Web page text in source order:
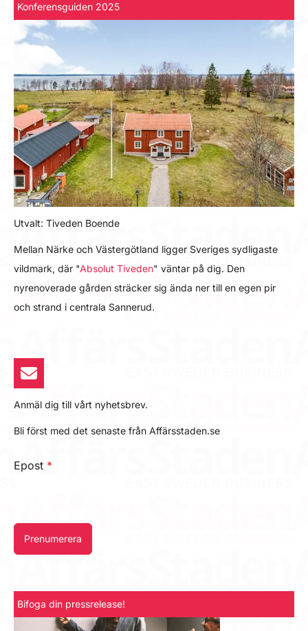
Konferensguiden 2025
Utvalt: Tiveden Boende
Mellan Närke och Västergötland ligger Sveriges sydligaste
vildmark, där "Absolut Tiveden" väntar på dig. Den
nyrenoverade gården sträcker sig ända ner till en egen pir
och strand i centrala Sannerud.
Anmäl dig till vårt nyhetsbrev.
Bli först med det senaste från Affärsstaden.se
Epost *
Prenumerera
Bifoga din pressrelease!